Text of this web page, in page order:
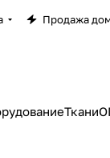
Продажа
Ткани